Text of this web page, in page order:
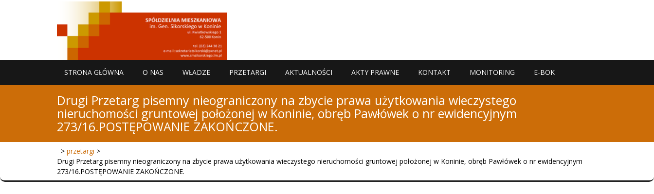
STRONA GŁÓWNA O NAS WŁADZE PRZETARGI AKTUALNOŚCI AKTY PRAWNE KONTAKT MONITORING E-BOK
Drugi Przetarg pisemny nieograniczony na zbycie prawa użytkowania wieczystego
nieruchomości gruntowej położonej w Koninie, obręb Pawłówek o nr ewidencyjnym
273/16.POSTĘPOWANIE ZAKOŃCZONE.
> przetargi >
Drugi Przetarg pisemny nieograniczony na zbycie prawa użytkowania wieczystego nieruchomości gruntowej położonej w Koninie, obręb Pawłówek o nr ewidencyjnym
273/16.POSTĘPOWANIE ZAKOŃCZONE.